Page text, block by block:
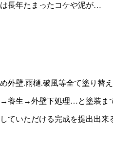
長年たまったコケや泥が…
外壁.雨樋.破風等全て塗り替
養生→外壁下処理…と塗装ま
ていただける完成を提出出来